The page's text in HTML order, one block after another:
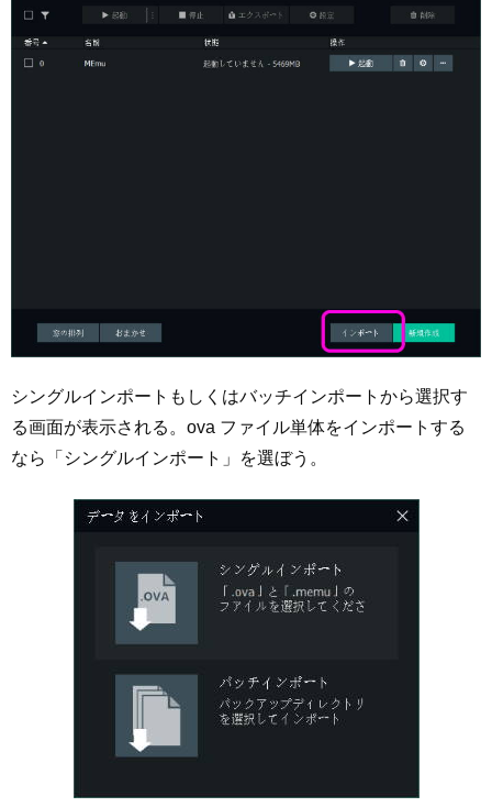
シングルインポートもしくはバッチインポートから選択す
る画面が表示される。ova ファイル単体をインポートする
なら「シングルインポート」を選ぼう。